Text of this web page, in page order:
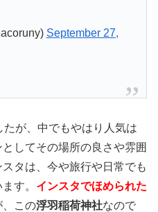
September 27,
が、中でもやはり人気は
してその場所の良さや雰囲
タは、今や旅行や日常でも
す。 インスタでほめられた
、この浮羽稲荷神社なので